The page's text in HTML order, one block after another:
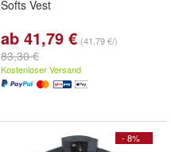
Softs Vest
ab 41,79 € (41,79 €/)
83,30 €
Kostenloser Versand
- 8%